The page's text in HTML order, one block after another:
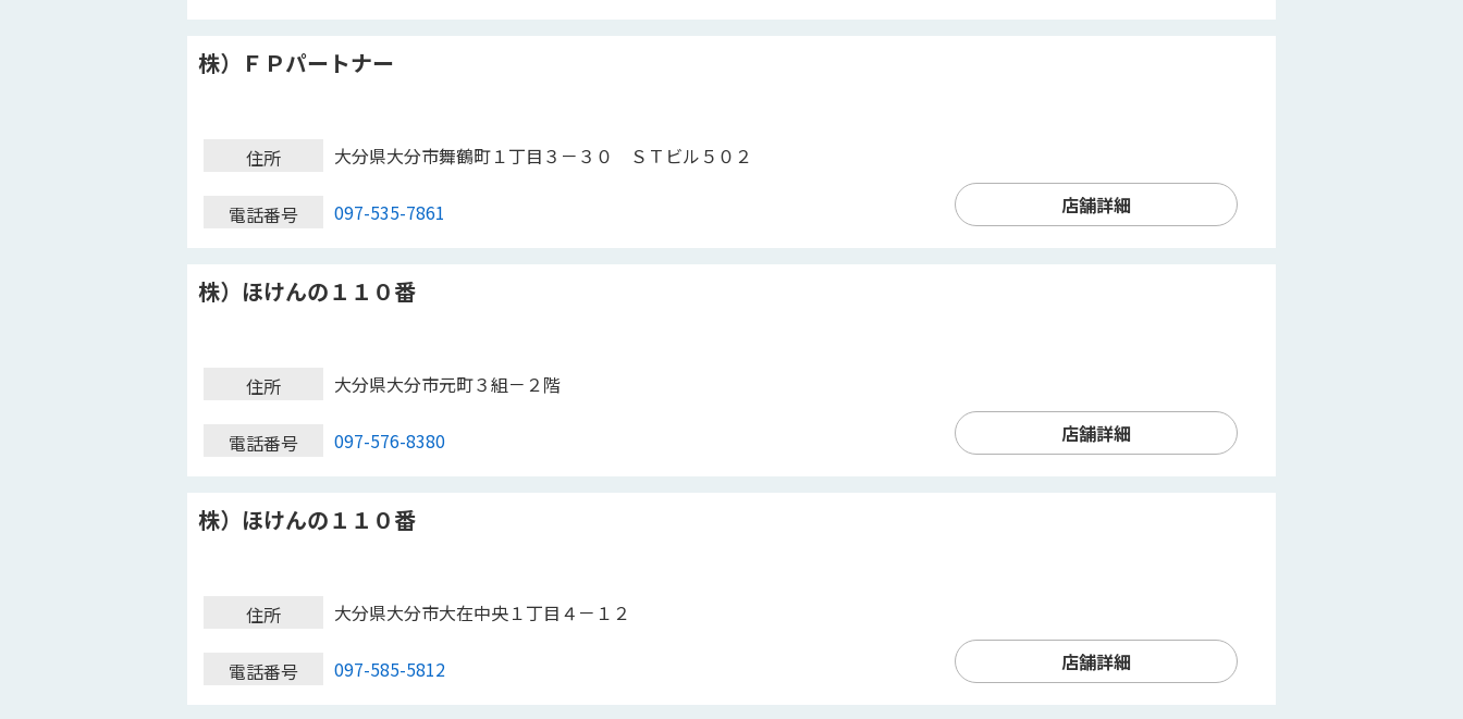
株）ＦＰパートナー
住所 大分県大分市舞鶴町１丁目３－３０ ＳＴビル５０２
電話番号 097-535-7861 店舗詳細
株）ほけんの１１０番
住所 大分県大分市元町３組－２階
電話番号 097-576-8380 店舗詳細
株）ほけんの１１０番
住所 大分県大分市大在中央１丁目４－１２
電話番号 097-585-5812 店舗詳細